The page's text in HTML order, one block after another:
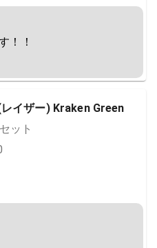
！！
イザー) Kraken Green
ット